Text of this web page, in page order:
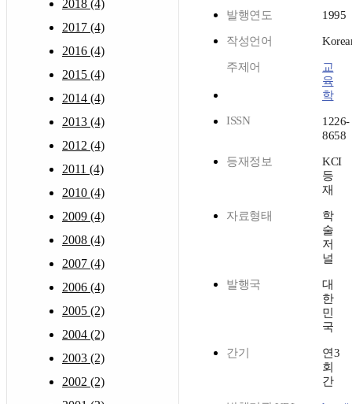
2018 (4)
2017 (4)
2016 (4)
2015 (4)
2014 (4)
2013 (4)
2012 (4)
2011 (4)
2010 (4)
2009 (4)
2008 (4)
2007 (4)
2006 (4)
2005 (2)
2004 (2)
2003 (2)
2002 (2)
발행연도 1995
작성언어
주제어
교
육
학
ISSN
1226-
8658
등재정보
KCI
등
재
자료형태
학
술
저
널
발행국
대
한
민
국
간기
연3
회
간